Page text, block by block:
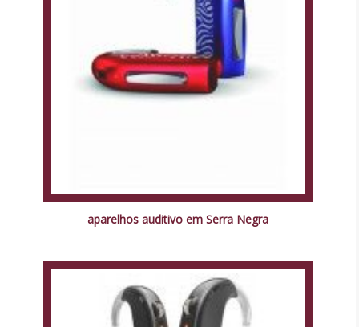
aparelhos auditivo em Serra Negra